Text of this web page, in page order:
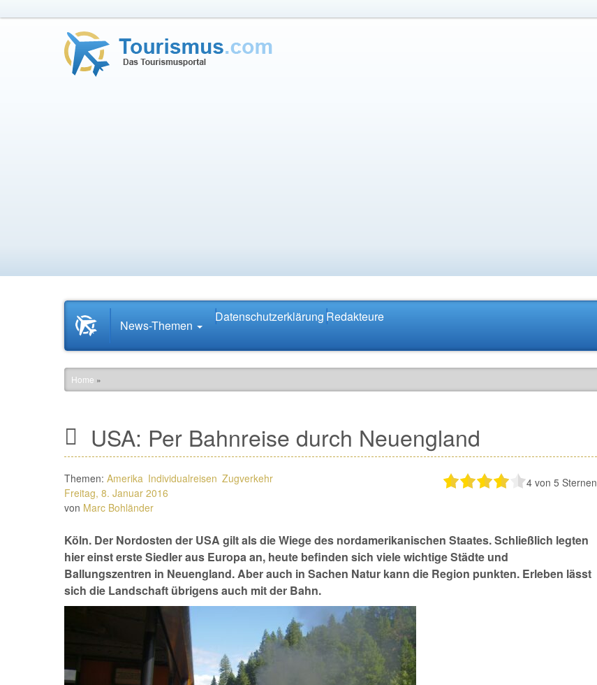
Startseite
News.Tourismus.com
News-Themen
Datenschutzerklärung Redakteure
Home »
USA: Per Bahnreise durch Neuengland
Themen: Amerika Individualreisen Zugverkehr
Freitag, 8. Januar 2016
von Marc Bohländer
4 von 5 Sternen
Köln. Der Nordosten der USA gilt als die Wiege des nordamerikanischen Staates. Schließlich legten
hier einst erste Siedler aus Europa an, heute befinden sich viele wichtige Städte und
Ballungszentren in Neuengland. Aber auch in Sachen Natur kann die Region punkten. Erleben lässt
sich die Landschaft übrigens auch mit der Bahn.